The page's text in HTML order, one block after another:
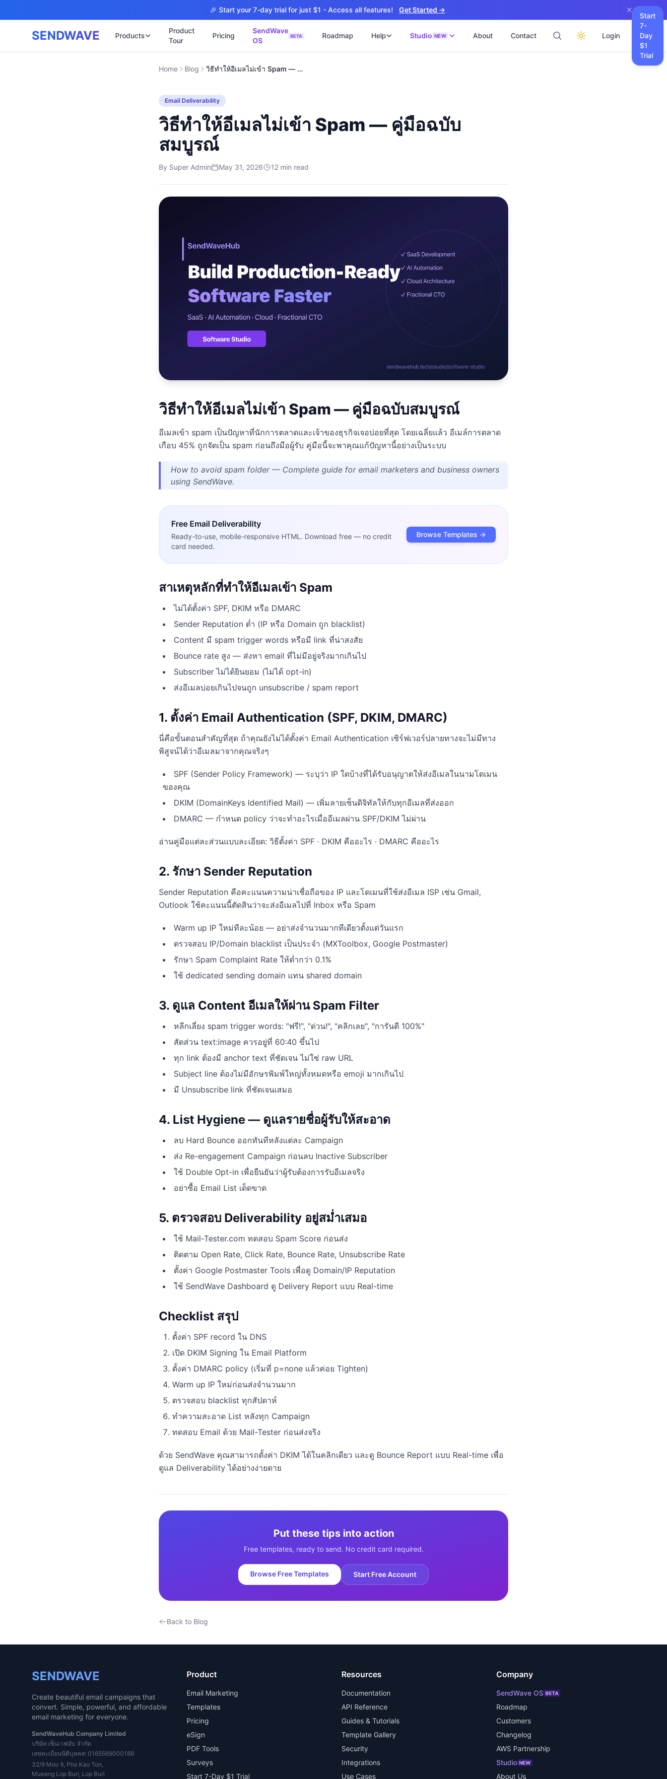
🎉 Start your 7-day trial for just $1 - Access all features! Get Started →
SENDWAVE Products
Product
Tour
Pricing
SendWave
OS
BETA Roadmap Help Studio NEW
⚡ เปิดเว็บไซต์ 4 วัน
เริ่มต้น ฿9,900 · Fast Delivery
เว็บไซต์คลินิก
พร้อมระบบนัดหมายออนไลน์
B2B Catalog + Export
เว็บไซต์สองภาษา NEW
🚛 Logistics & Transportation
🤖 เว็บไซต์ AI + LINE OA NEW
Chatbot + Lead อัตโนมัติ
ไม่มีข้อผูกมัด · ตอบกลับ 24 ชม.
ประเมินราคาฟรี →
About Contact Login
Start
7-
Day
$1
Trial
Home
Blog วิธีทำให้อีเมลไม่เข้า Spam — คู่มือฉบับสมบูรณ์
Email Deliverability
วิธีทำให้อีเมลไม่เข้า Spam — คู่มือฉบับ
สมบูรณ์
By Super Admin May 31, 2026 12 min read
วิธีทำให้อีเมลไม่เข้า Spam — คู่มือฉบับสมบูรณ์
อีเมลเข้า spam เป็นปัญหาที่นักการตลาดและเจ้าของธุรกิจเจอบ่อยที่สุด โดยเฉลี่ยแล้ว อีเมล์การตลาด
เกือบ 45% ถูกจัดเป็น spam ก่อนถึงมือผู้รับ คู่มือนี้จะพาคุณแก้ปัญหานี้อย่างเป็นระบบ
How to avoid spam folder — Complete guide for email marketers and business owners
using SendWave.
Free Email Deliverability
Ready-to-use, mobile-responsive HTML. Download free — no credit
card needed.
Browse Templates →
สาเหตุหลักที่ทำให้อีเมลเข้า Spam
ไม่ได้ตั้งค่า SPF, DKIM หรือ DMARC
Sender Reputation ต่ำ (IP หรือ Domain ถูก blacklist)
Content มี spam trigger words หรือมี link ที่น่าสงสัย
Bounce rate สูง — ส่งหา email ที่ไม่มีอยู่จริงมากเกินไป
Subscriber ไม่ได้ยินยอม (ไม่ได้ opt-in)
ส่งอีเมลบ่อยเกินไปจนถูก unsubscribe / spam report
1. ตั้งค่า Email Authentication (SPF, DKIM, DMARC)
นี่คือขั้นตอนสำคัญที่สุด ถ้าคุณยังไม่ได้ตั้งค่า Email Authentication เซิร์ฟเวอร์ปลายทางจะไม่มีทาง
พิสูจน์ได้ว่าอีเมลมาจากคุณจริงๆ
SPF (Sender Policy Framework) — ระบุว่า IP ใดบ้างที่ได้รับอนุญาตให้ส่งอีเมลในนามโดเมน
ของคุณ
DKIM (DomainKeys Identified Mail) — เพิ่มลายเซ็นดิจิทัลให้กับทุกอีเมลที่ส่งออก
DMARC — กำหนด policy ว่าจะทำอะไรเมื่ออีเมลผ่าน SPF/DKIM ไม่ผ่าน
อ่านคู่มือแต่ละส่วนแบบละเอียด: วิธีตั้งค่า SPF · DKIM คืออะไร · DMARC คืออะไร
2. รักษา Sender Reputation
Sender Reputation คือคะแนนความน่าเชื่อถือของ IP และโดเมนที่ใช้ส่งอีเมล ISP เช่น Gmail,
Outlook ใช้คะแนนนี้ตัดสินว่าจะส่งอีเมลไปที่ Inbox หรือ Spam
Warm up IP ใหม่ทีละน้อย — อย่าส่งจำนวนมากทีเดียวตั้งแต่วันแรก
ตรวจสอบ IP/Domain blacklist เป็นประจำ (MXToolbox, Google Postmaster)
รักษา Spam Complaint Rate ให้ต่ำกว่า 0.1%
ใช้ dedicated sending domain แทน shared domain
3. ดูแล Content อีเมลให้ผ่าน Spam Filter
หลีกเลี่ยง spam trigger words: "ฟรี!", "ด่วน!", "คลิกเลย", "การันตี 100%"
สัดส่วน text:image ควรอยู่ที่ 60:40 ขึ้นไป
ทุก link ต้องมี anchor text ที่ชัดเจน ไม่ใช่ raw URL
Subject line ต้องไม่มีอักษรพิมพ์ใหญ่ทั้งหมดหรือ emoji มากเกินไป
มี Unsubscribe link ที่ชัดเจนเสมอ
4. List Hygiene — ดูแลรายชื่อผู้รับให้สะอาด
ลบ Hard Bounce ออกทันทีหลังแต่ละ Campaign
ส่ง Re-engagement Campaign ก่อนลบ Inactive Subscriber
ใช้ Double Opt-in เพื่อยืนยันว่าผู้รับต้องการรับอีเมลจริง
อย่าซื้อ Email List เด็ดขาด
5. ตรวจสอบ Deliverability อยู่สม่ำเสมอ
ใช้ Mail-Tester.com ทดสอบ Spam Score ก่อนส่ง
ติดตาม Open Rate, Click Rate, Bounce Rate, Unsubscribe Rate
ตั้งค่า Google Postmaster Tools เพื่อดู Domain/IP Reputation
ใช้ SendWave Dashboard ดู Delivery Report แบบ Real-time
Checklist สรุป
ตั้งค่า SPF record ใน DNS
เปิด DKIM Signing ใน Email Platform
ตั้งค่า DMARC policy (เริ่มที่ p=none แล้วค่อย Tighten)
Warm up IP ใหม่ก่อนส่งจำนวนมาก
ตรวจสอบ blacklist ทุกสัปดาห์
ทำความสะอาด List หลังทุก Campaign
ทดสอบ Email ด้วย Mail-Tester ก่อนส่งจริง
ด้วย SendWave คุณสามารถตั้งค่า DKIM ได้ในคลิกเดียว และดู Bounce Report แบบ Real-time เพื่อ
ดูแล Deliverability ได้อย่างง่ายดาย
Put these tips into action
Free templates, ready to send. No credit card required.
Browse Free Templates Start Free Account
Back to Blog
SENDWAVE
Create beautiful email campaigns that
convert. Simple, powerful, and affordable
email marketing for everyone.
SendWaveHub Company Limited
บริษัท เซ็นเวฟฮับ จำกัด
เลขทะเบียนนิติบุคคล: 0165569000169
32/9 Moo 9, Pho Kao Ton,
Mueang Lop Buri, Lop Buri
Product
Email Marketing
Templates
Pricing
eSign
PDF Tools
Surveys
Start 7-Day $1 Trial
Resources
Documentation
API Reference
Guides & Tutorials
Template Gallery
Security
Integrations
Use Cases
Company
SendWave OS BETA
Roadmap
Customers
Changelog
AWS Partnership
Studio NEW
About Us